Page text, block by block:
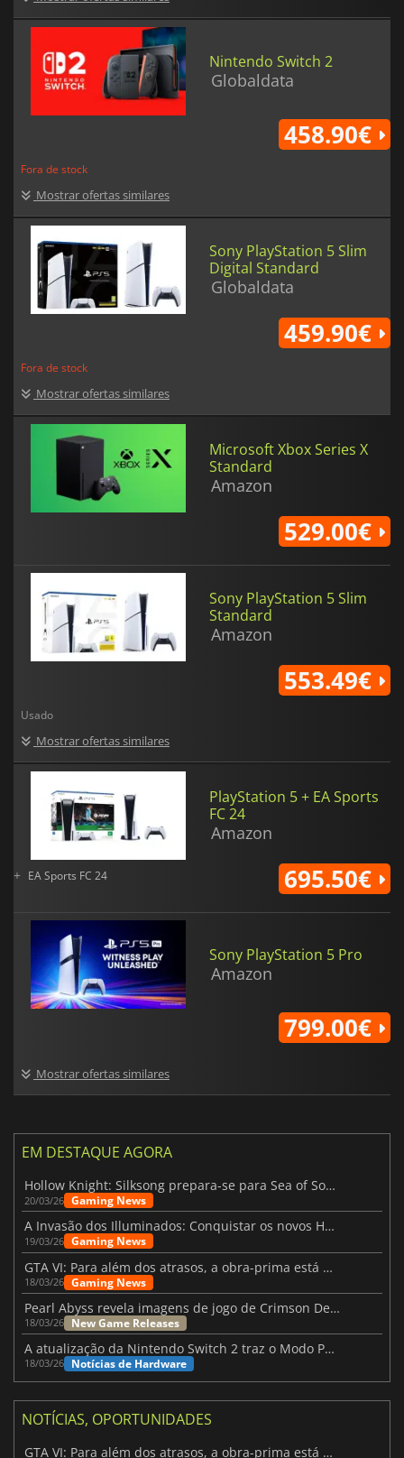
Nintendo Switch 2
Globaldata
Fora de stock
Mostrar ofertas similares
458.90€
Sony PlayStation 5 Slim
Digital Standard
Globaldata
Fora de stock
Mostrar ofertas similares
459.90€
Microsoft Xbox Series X
Standard
Amazon
529.00€
Sony PlayStation 5 Slim
Standard
Amazon
Usado
Mostrar ofertas similares
553.49€
PlayStation 5 + EA Sports
FC 24
Amazon
+ EA Sports FC 24 695.50€
Sony PlayStation 5 Pro
Amazon
Mostrar ofertas similares
799.00€
EM DESTAQUE AGORA
Hollow Knight: Silksong prepara-se para Sea of Sorrow com um patch
20/03/26 Gaming News
A Invasão dos Illuminados: Conquistar os novos Helldivers 2 Atualização!
19/03/26 Gaming News
GTA VI: Para além dos atrasos, a obra-prima está quase a chegar
18/03/26 Gaming News
Pearl Abyss revela imagens de jogo de Crimson Desert para a PS5
18/03/26 New Game Releases
A atualização da Nintendo Switch 2 traz o Modo Portátil aos jogos mais antigos da Switch
18/03/26 Notícias de Hardware
NOTÍCIAS, OPORTUNIDADES
GTA VI: Para além dos atrasos, a obra-prima está quase a chegar